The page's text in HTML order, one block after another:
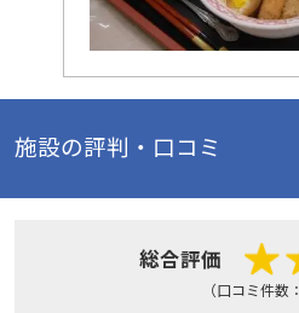
施設の評判・口コミ
総合評価
（口コミ件数：